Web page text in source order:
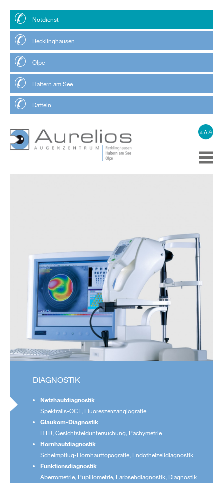
Notdienst
Recklinghausen
Olpe
Haltern am See
Datteln
A AA
DIAGNOSTIK
Netzhautdiagnostik
Spektralis-OCT, Fluoreszenzangiografie
Glaukom-Diagnostik
HTR, Gesichtsfelduntersuchung, Pachymetrie
Hornhautdiagnostik
Scheimpflug-Hornhauttopografie, Endothelzelldiagnostik
Funktionsdiagnostik
Aberrometrie, Pupillometrie, Farbsehdiagnostik, Diagnostik